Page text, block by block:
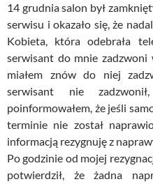
14 grudnia salon był
serwisu i okazało się, że
Kobieta, która odebrała
serwisant do mnie
miałem znów do niej
serwisant nie
poinformowałem, że jeśli
terminie nie został
informacją rezygnuję z
Po godzinie od mojej
potwierdził, że żadna